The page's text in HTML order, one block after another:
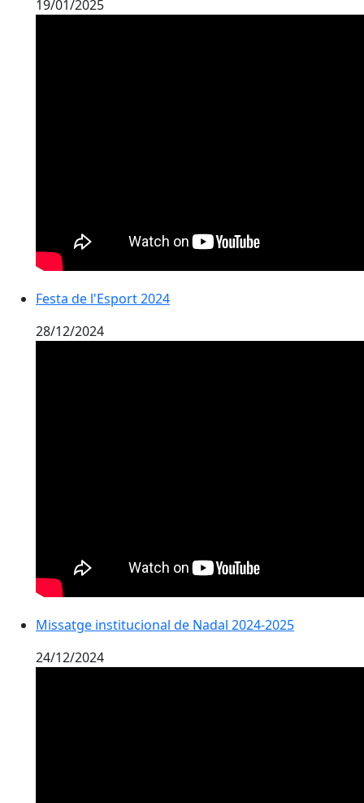
19/01/2025
Festa de l'Esport 2024
28/12/2024
Missatge institucional de Nadal 2024-2025
24/12/2024